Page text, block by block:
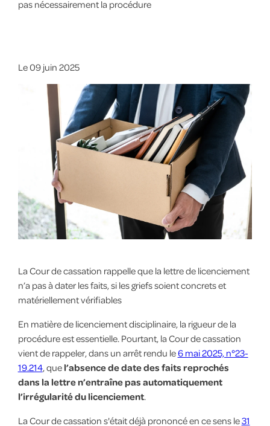
pas nécessairement la procédure
Le09 juin 2025
La Cour de cassation rappelle que la lettre de licenciement
n’a pas à dater les faits, si les griefs soient concrets et
matériellement vérifiables
En matière de licenciement disciplinaire, la rigueur de la
procédure est essentielle. Pourtant, la Cour de cassation
vient de rappeler, dans un arrêt rendu le6 mai 2025, n°23-
19.214, que l’absence de date des faits reprochés
dans la lettre n’entraîne pas automatiquement
l’irrégularité du licenciement.
La Cour de cassation s'était déjà prononcé en ce sens le31